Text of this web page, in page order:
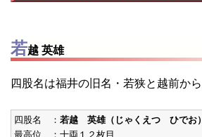
若越 英雄
四股名は福井の旧名・若狭と越前から
四股名 ：若越 英雄（じゃくえつ ひでお）
最高位 ：十両１２枚目